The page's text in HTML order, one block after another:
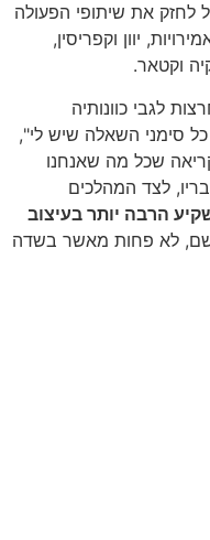
לחזק את שיתופי הפעולה
יוון וקפריסין,
וקטאר.
לגבי כוונותיה
כל סימני השאלה שיש לי",
שכל מה שאנחנו
לצד המהלכים
הרבה יותר בעיצוב
לא פחות מאשר בשדה